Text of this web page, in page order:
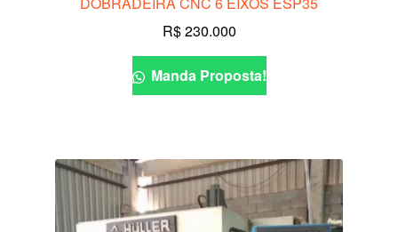
R$230.000
Manda Proposta!